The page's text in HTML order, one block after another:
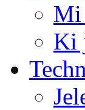
Mi
Ki